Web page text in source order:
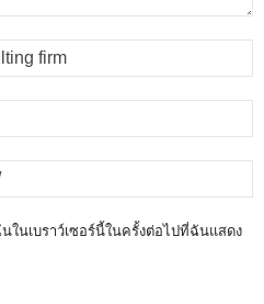
ในเบราว์เซอร์นี้ในครั้งต่อไปที่ฉันแสดง